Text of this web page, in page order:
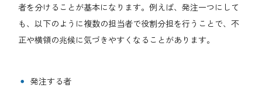
者を分けることが基本になります。例えば、発注一つにして
も、以下のように複数の担当者で役割分担を行うことで、不
正や横領の兆候に気づきやすくなることがあります。
発注する者